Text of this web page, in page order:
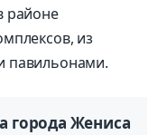
районе
из
павильонами.
города Жениса